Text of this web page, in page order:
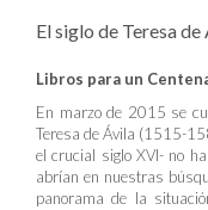
El siglo de Teresa de
Libros para un
En marzo de 2015 se
Teresa de Ávila (1515-
el crucial siglo XVI- no
abrían en nuestras
panorama de la